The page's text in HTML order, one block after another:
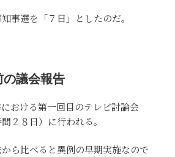
事選を「７日」としたのだ。
の議会報告
おける第一回目のテレビ討論会
２８日）に行われる。
ら比べると異例の早期実施なので